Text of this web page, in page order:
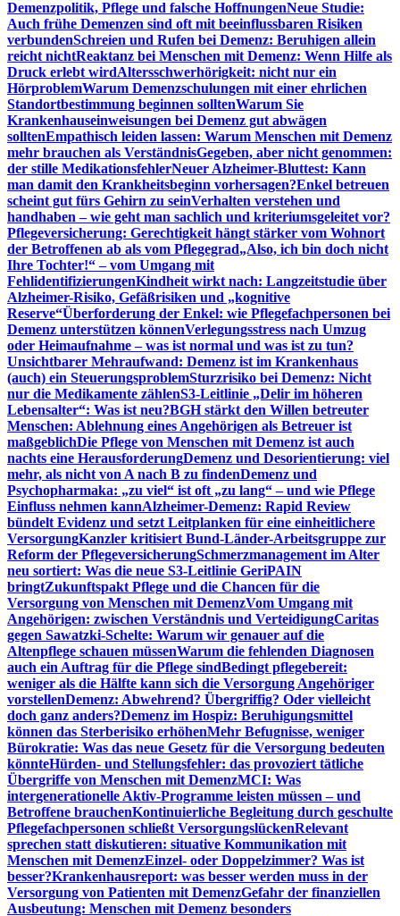
Demenzpolitik, Pflege und falsche HoffnungenNeue Studie:
Auch frühe Demenzen sind oft mit beeinflussbaren Risiken
verbundenSchreien und Rufen bei Demenz: Beruhigen allein
reicht nichtReaktanz bei Menschen mit Demenz: Wenn Hilfe als
Druck erlebt wirdAltersschwerhörigkeit: nicht nur ein
HörproblemWarum Demenzschulungen mit einer ehrlichen
Standortbestimmung beginnen solltenWarum Sie
Krankenhauseinweisungen bei Demenz gut abwägen
solltenEmpathisch leiden lassen: Warum Menschen mit Demenz
mehr brauchen als VerständnisGegeben, aber nicht genommen:
der stille MedikationsfehlerNeuer Alzheimer-Bluttest: Kann
man damit den Krankheitsbeginn vorhersagen?Enkel betreuen
scheint gut fürs Gehirn zu seinVerhalten verstehen und
handhaben – wie geht man sachlich und kriteriumsgeleitet vor?
Pflegeversicherung: Gerechtigkeit hängt stärker vom Wohnort
der Betroffenen ab als vom Pflegegrad„Also, ich bin doch nicht
Ihre Tochter!“ – vom Umgang mit
FehlidentifizierungenKindheit wirkt nach: Langzeitstudie über
Alzheimer-Risiko, Gefäßrisiken und „kognitive
Reserve“Überforderung der Enkel: wie Pflegefachpersonen bei
Demenz unterstützen könnenVerlegungsstress nach Umzug
oder Heimaufnahme – was ist normal und was ist zu tun?
Unsichtbarer Mehraufwand: Demenz ist im Krankenhaus
(auch) ein SteuerungsproblemSturzrisiko bei Demenz: Nicht
nur die Medikamente zählenS3-Leitlinie „Delir im höheren
Lebensalter“: Was ist neu?BGH stärkt den Willen betreuter
Menschen: Ablehnung eines Angehörigen als Betreuer ist
maßgeblichDie Pflege von Menschen mit Demenz ist auch
nachts eine HerausforderungDemenz und Desorientierung: viel
mehr, als nicht von A nach B zu findenDemenz und
Psychopharmaka: „zu viel“ ist oft „zu lang“ – und wie Pflege
Einfluss nehmen kannAlzheimer-Demenz: Rapid Review
bündelt Evidenz und setzt Leitplanken für eine einheitlichere
VersorgungKanzler kritisiert Bund-Länder-Arbeitsgruppe zur
Reform der PflegeversicherungSchmerzmanagement im Alter
neu sortiert: Was die neue S3-Leitlinie GeriPAIN
bringtZukunftspakt Pflege und die Chancen für die
Versorgung von Menschen mit DemenzVom Umgang mit
Angehörigen: zwischen Verständnis und VerteidigungCaritas
gegen Sawatzki-Schelte: Warum wir genauer auf die
Altenpflege schauen müssenWarum die fehlenden Diagnosen
auch ein Auftrag für die Pflege sindBedingt pflegebereit:
weniger als die Hälfte kann sich die Versorgung Angehöriger
vorstellenDemenz: Abwehrend? Übergriffig? Oder vielleicht
doch ganz anders?Demenz im Hospiz: Beruhigungsmittel
können das Sterberisiko erhöhenMehr Befugnisse, weniger
Bürokratie: Was das neue Gesetz für die Versorgung bedeuten
könnteHürden- und Stellungsfehler: das provoziert tätliche
Übergriffe von Menschen mit DemenzMCI: Was
intergenerationelle Aktiv-Programme leisten müssen – und
Betroffene brauchenKontinuierliche Begleitung durch geschulte
Pflegefachpersonen schließt VersorgungslückenRelevant
sprechen statt diskutieren: situative Kommunikation mit
Menschen mit DemenzEinzel- oder Doppelzimmer? Was ist
besser?Krankenhausreport: was besser werden muss in der
Versorgung von Patienten mit DemenzGefahr der finanziellen
Ausbeutung: Menschen mit Demenz besonders